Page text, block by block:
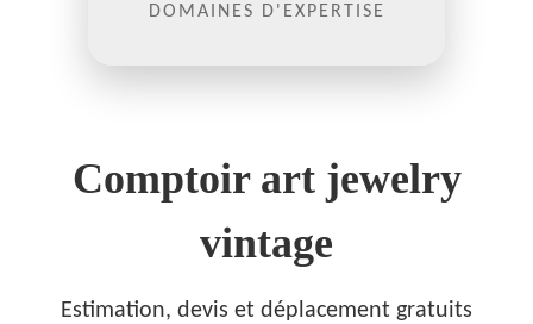
DOMAINES D'EXPERTISE
Comptoir art jewelry
vintage
Estimation, devis et déplacement gratuits